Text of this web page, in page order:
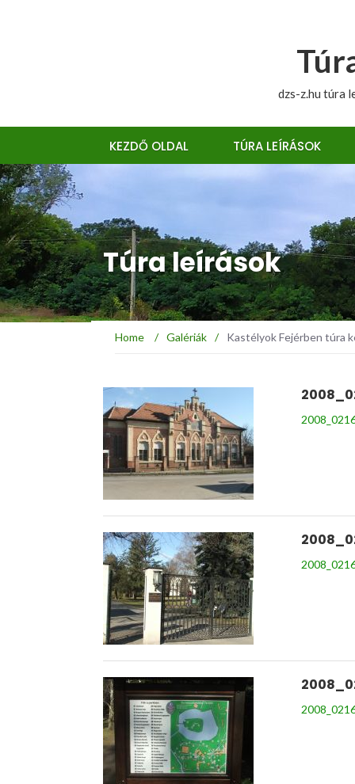
dzs-z.hu túra
KEZDŐ OLDAL TÚRA LEÍRÁSOK
Túra leírások
Home / Galériák / Kastélyok Fejérben túra